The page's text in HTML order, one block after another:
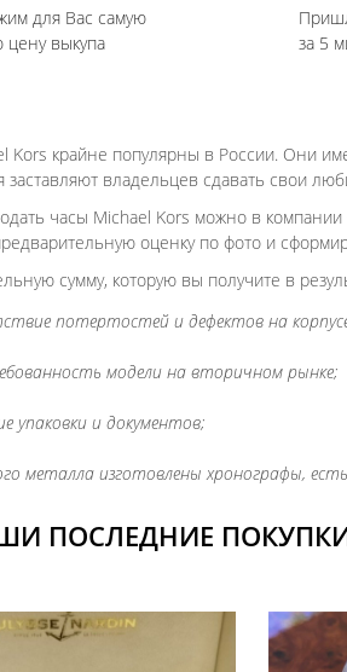
для Вас самую
цену выкупа
за 5
Kors крайне популярны в России. Они
заставляют владельцев сдавать свои
часы Michael Kors можно в
оценку по фото и
сумму, которую вы получите в
потертостей и дефектов на
модели на вторичном рынке;
упаковки и документов;
металла изготовлены хронографы,
ПОСЛЕДНИЕ